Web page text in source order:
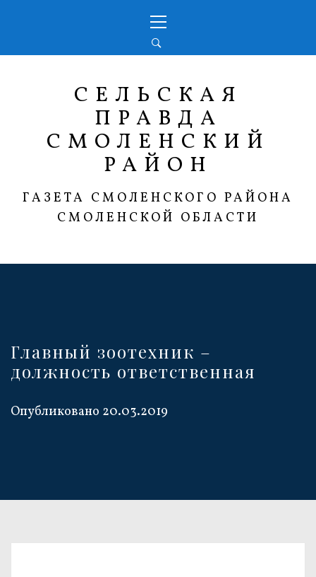
меню
СЕЛЬСКАЯ
ПРАВДА
СМОЛЕНСКИЙ
РАЙОН
ГАЗЕТА СМОЛЕНСКОГО РАЙОНА
СМОЛЕНСКОЙ ОБЛАСТИ
Главный зоотехник –
должность ответственная
Опубликовано 20.03.2019